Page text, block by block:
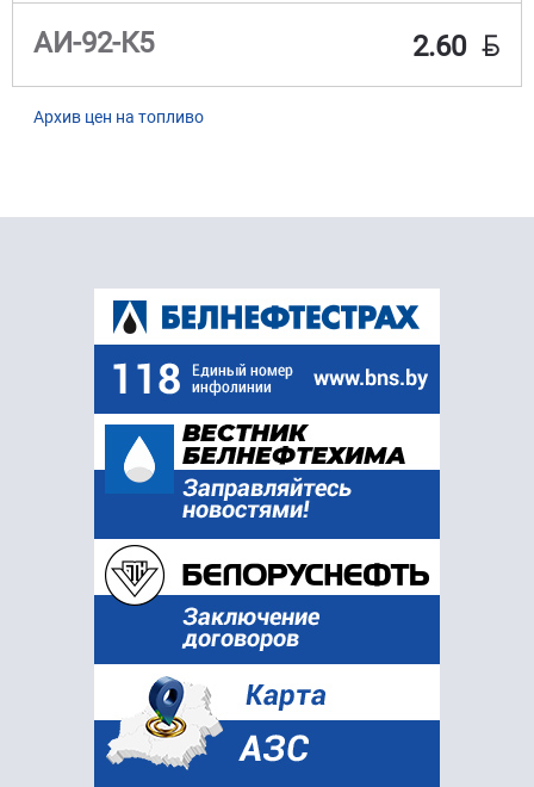
АИ-92-К5 2.60 BYN
Архив цен на топливо